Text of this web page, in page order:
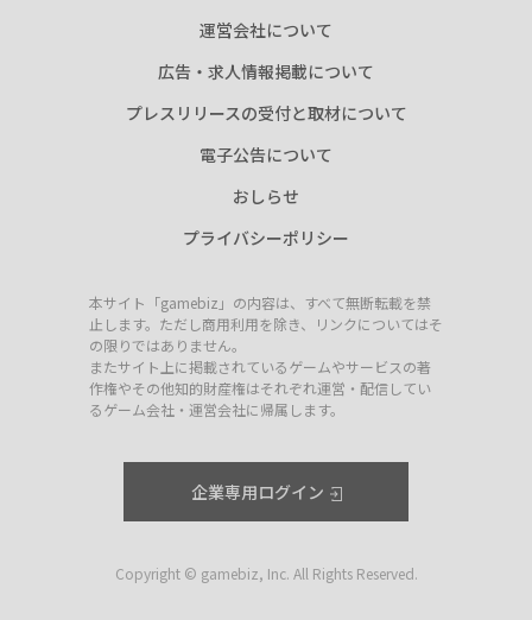
運営会社について
広告・求人情報掲載について
プレスリリースの受付と取材について
電子公告について
おしらせ
プライバシーポリシー
本サイト「gamebiz」の内容は、すべて無断転載を禁
止します。ただし商用利用を除き、リンクについてはそ
の限りではありません。
またサイト上に掲載されているゲームやサービスの著
作権やその他知的財産権はそれぞれ運営・配信してい
るゲーム会社・運営会社に帰属します。
企業専用ログイン
Copyright © gamebiz, Inc. All Rights Reserved.